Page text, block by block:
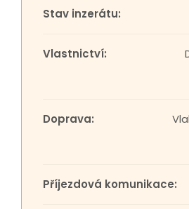
Stav inzerátu:
Vlastnictví:
Doprava:
Příjezdová komunikace: